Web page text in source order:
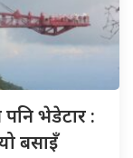
पनि भेडेटार :
बसाइँ